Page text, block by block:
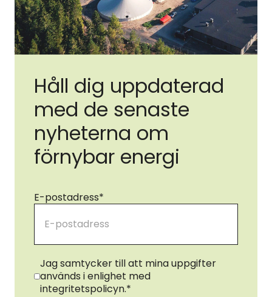
Håll dig uppdaterad
med de senaste
nyheterna om
förnybar energi
E-postadress*
Samtycke*
Jag samtycker till att mina uppgifter
används i enlighet med
integritetspolicyn.*